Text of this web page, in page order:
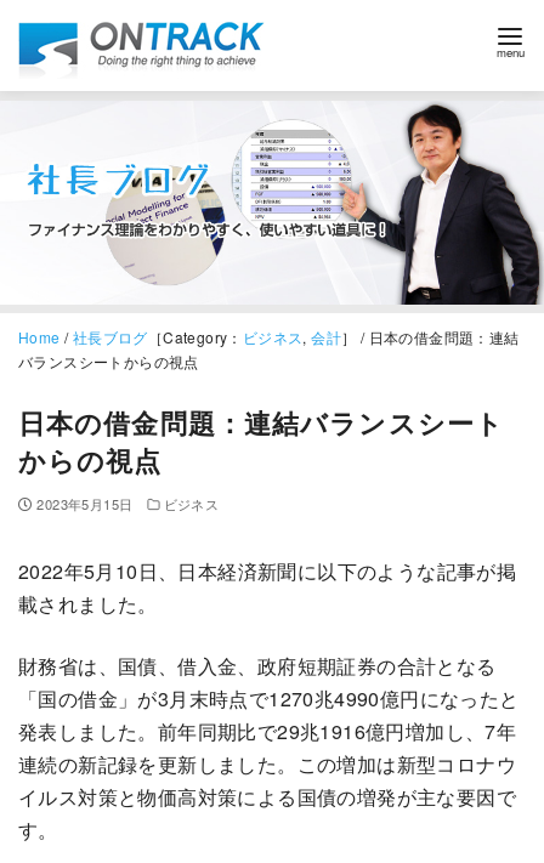
Home /社長ブログ ［Category： ビジネス,会計］ / 日本の借金問題：連結
バランスシートからの視点
日本の借金問題：連結バランスシート
からの視点
2023年5月15日 ビジネス
2022年5月10日、日本経済新聞に以下のような記事が掲
載されました。
財務省は、国債、借入金、政府短期証券の合計となる
「国の借金」が3月末時点で1270兆4990億円になったと
発表しました。前年同期比で29兆1916億円増加し、7年
連続の新記録を更新しました。この増加は新型コロナウ
イルス対策と物価高対策による国債の増発が主な要因で
す。